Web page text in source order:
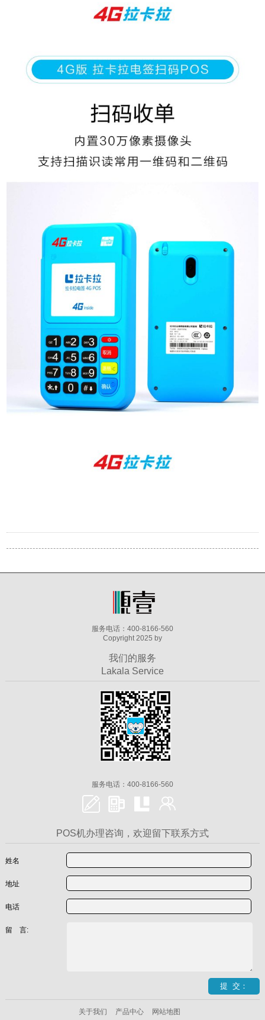
服务电话：400-8166-560
Copyright 2025 by
我们的服务
Lakala Service
服务电话：400-8166-560
POS机办理咨询，欢迎留下联系方式
姓名
地址
电话
留 言:
关于我们 产品中心 网站地图